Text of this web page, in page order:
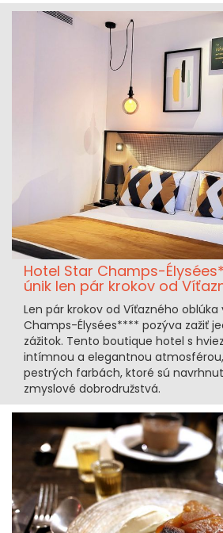
Hotel Star Champs-
únik len pár krokov od
Len pár krokov od Víťazného oblúka
Champs-Élysées**** pozýva zažiť
zážitok. Tento boutique hotel s
intímnou a elegantnou
pestrých farbách, ktoré sú
zmyslové dobrodružstvá.